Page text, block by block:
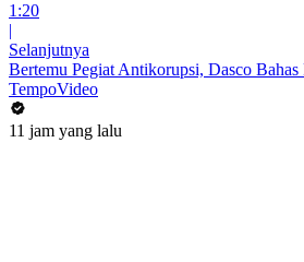
1:20
|
Selanjutnya
Bertemu Pegiat Antikorupsi, Dasco Bahas
TempoVideo
11 jam yang lalu